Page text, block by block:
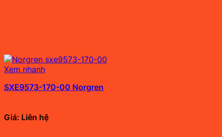
Xem nhanh
SXE9573-170-00 Norgren
Giá: Liên hệ